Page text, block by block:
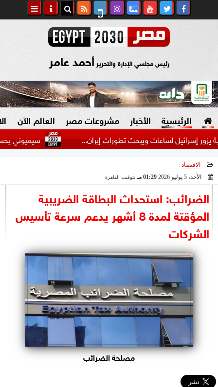
رئيس مجلسي الإدارة والتحرير أحمد عامر
الرئيسية الأخبار
السياسة
الرئاسة
الوزارات
الأحزاب
مشروعات مصر العالم الآن
سيميوني يحسم موقفه لساعات ويبحث تطورات إيران...
الاقتصاد
الأحد، 5 يوليو 2026
01:29 مـ بتوقيت القاهرة
الضرائب: استحداث البطاقة الضريبية
المؤقتة لمدة 8 أشهر يدعم سرعة تأسيس
الشركات
مصلحة الضرائب